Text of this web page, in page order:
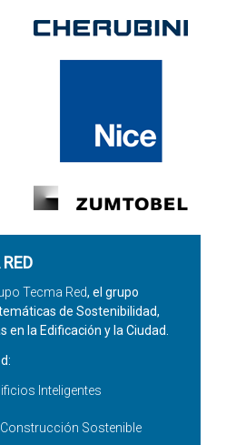
Tecma Red, el grupo
de Sostenibilidad,
en la Edificación y la Ciudad.
Inteligentes
Construcción Sostenible